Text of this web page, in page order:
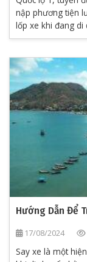
nập phương tiện
lốp xe khi đang di
Hướng Dẫn Để
17/08/2024
Say xe là một